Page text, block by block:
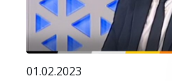
01.02.2023